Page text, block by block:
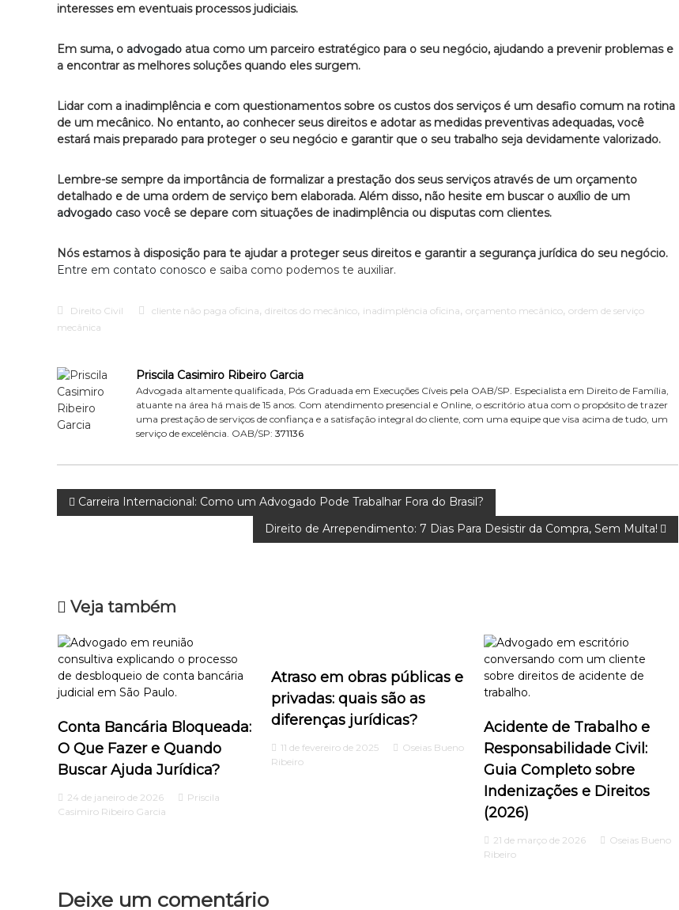
interesses em eventuais processos judiciais.
Em suma, o advogado atua como um parceiro estratégico para o seu negócio, ajudando a prevenir problemas e
a encontrar as melhores soluções quando eles surgem.
Lidar com a inadimplência e com questionamentos sobre os custos dos serviços é um desafio comum na rotina
de um mecânico. No entanto, ao conhecer seus direitos e adotar as medidas preventivas adequadas, você
estará mais preparado para proteger o seu negócio e garantir que o seu trabalho seja devidamente valorizado.
Lembre-se sempre da importância de formalizar a prestação dos seus serviços através de um orçamento
detalhado e de uma ordem de serviço bem elaborada. Além disso, não hesite em buscar o auxílio de um
advogado caso você se depare com situações de inadimplência ou disputas com clientes.
Nós estamos à disposição para te ajudar a proteger seus direitos e garantir a segurança jurídica do seu negócio.
Entre em contato conosco e saiba como podemos te auxiliar.
Direito Civil cliente não paga oficina, direitos do mecânico, inadimplência oficina, orçamento mecânico, ordem de serviço
mecânica
Priscila Casimiro Ribeiro Garcia
Advogada altamente qualificada, Pós Graduada em Execuções Cíveis pela OAB/SP. Especialista em Direito de Família,
atuante na área há mais de 15 anos. Com atendimento presencial e Online, o escritório atua com o propósito de trazer
uma prestação de serviços de confiança e a satisfação integral do cliente, com uma equipe que visa acima de tudo, um
serviço de excelência. OAB/SP: 371136
N
e
g
a
ç
ã
o
P
Carreira Internacional: Como um Advogado Pode Trabalhar Fora do Brasil?
Direito de Arrependimento: 7 Dias Para Desistir da Compra, Sem Multa!
Veja também
Conta Bancária Bloqueada:
O Que Fazer e Quando
Buscar Ajuda Jurídica?
24 de janeiro de 2026
Priscila
Casimiro Ribeiro Garcia
Atraso em obras públicas e
privadas: quais são as
diferenças jurídicas?
11 de fevereiro de 2025
Oseias Bueno
Ribeiro
Acidente de Trabalho e
Responsabilidade Civil:
Guia Completo sobre
Indenizações e Direitos
(2026)
21 de março de 2026
Oseias Bueno
Ribeiro
Deixe um comentário